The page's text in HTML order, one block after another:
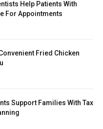
Help Patients With
For Appointments
Fried Chicken
Support Families With Tax